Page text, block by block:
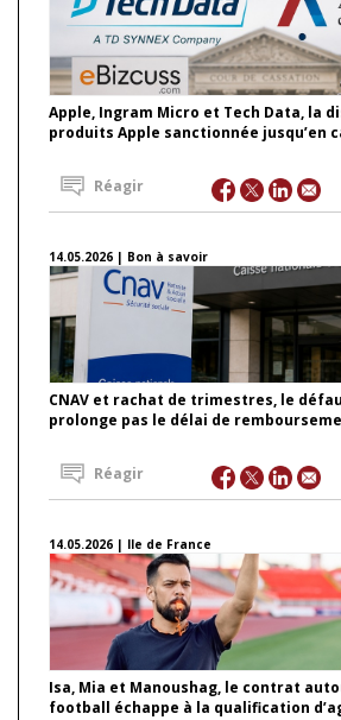
Apple, Ingram Micro et Tech Data, la
produits Apple sanctionnée jusqu’en
Réagir
14.05.2026 | Bon à savoir
CNAV et rachat de trimestres, le
prolonge pas le délai de
Réagir
14.05.2026 | Ile de France
Isa, Mia et Manoushag, le contrat
football échappe à la qualification